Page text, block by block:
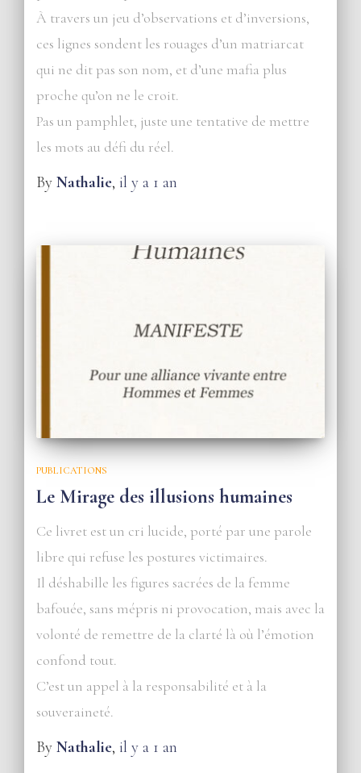
À travers un jeu d’observations et d’inversions,
ces lignes sondent les rouages d’un matriarcat
qui ne dit pas son nom, et d’une mafia plus
proche qu’on ne le croit.
Pas un pamphlet, juste une tentative de mettre
les mots au défi du réel.
By Nathalie, il y a 1 an
PUBLICATIONS
Le Mirage des illusions humaines
Ce livret est un cri lucide, porté par une parole
libre qui refuse les postures victimaires.
Il déshabille les figures sacrées de la femme
bafouée, sans mépris ni provocation, mais avec la
volonté de remettre de la clarté là où l’émotion
confond tout.
C’est un appel à la responsabilité et à la
souveraineté.
By Nathalie, il y a 1 an